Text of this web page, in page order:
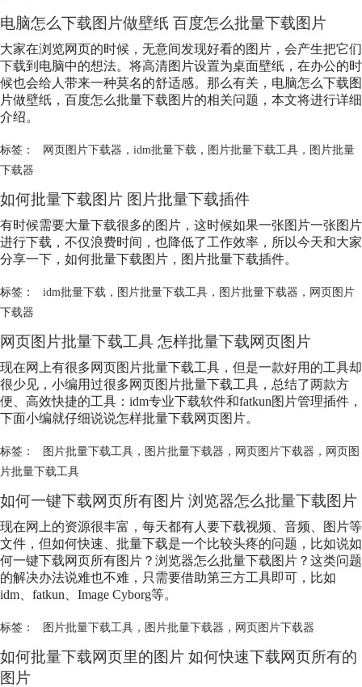
电脑怎么下载图片做壁纸 百度怎么批量下载图片
大家在浏览网页的时候，无意间发现好看的图片，会产生把它们
下载到电脑中的想法。将高清图片设置为桌面壁纸，在办公的时
候也会给人带来一种莫名的舒适感。那么有关，电脑怎么下载图
片做壁纸，百度怎么批量下载图片的相关问题，本文将进行详细
介绍。
标签： 网页图片下载器 ， idm批量下载 ， 图片批量下载工具， 图片批量
下载器
如何批量下载图片 图片批量下载插件
有时候需要大量下载很多的图片，这时候如果一张图片一张图片
进行下载，不仅浪费时间，也降低了工作效率，所以今天和大家
分享一下，如何批量下载图片，图片批量下载插件。
标签： idm批量下载 ， 图片批量下载工具， 图片批量下载器 ， 网页图片
下载器
网页图片批量下载工具 怎样批量下载网页图片
现在网上有很多网页图片批量下载工具，但是一款好用的工具却
很少见，小编用过很多网页图片批量下载工具，总结了两款方
便、高效快捷的工具：idm专业下载软件和fatkun图片管理插件，
下面小编就仔细说说怎样批量下载网页图片。
标签： 图片批量下载工具， 图片批量下载器 ， 网页图片下载器 ， 网页图
片批量下载工具
如何一键下载网页所有图片 浏览器怎么批量下载图片
现在网上的资源很丰富，每天都有人要下载视频、音频、图片等
文件，但如何快速、批量下载是一个比较头疼的问题，比如说如
何一键下载网页所有图片？浏览器怎么批量下载图片？这类问题
的解决办法说难也不难，只需要借助第三方工具即可，比如
idm、fatkun、Image Cyborg等。
标签： 图片批量下载工具， 图片批量下载器 ， 网页图片下载器
如何批量下载网页里的图片 如何快速下载网页所有的
图片